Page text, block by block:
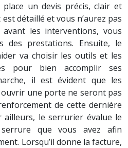
un devis précis, clair et
détaillé et vous n’aurez pas
les interventions, vous
des prestations. Ensuite, le
va choisir les outils et les
pour bien accomplir ses
il est évident que les
une porte ne seront pas
de cette dernière
le serrurier évalue le
que vous avez afin
Lorsqu’il donne la facture,